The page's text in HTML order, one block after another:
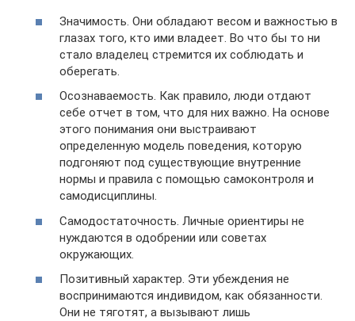
Значимость. Они обладают весом и важностью в
глазах того, кто ими владеет. Во что бы то ни
стало владелец стремится их соблюдать и
оберегать.
Осознаваемость. Как правило, люди отдают
себе отчет в том, что для них важно. На основе
этого понимания они выстраивают
определенную модель поведения, которую
подгоняют под существующие внутренние
нормы и правила с помощью самоконтроля и
самодисциплины.
Самодостаточность. Личные ориентиры не
нуждаются в одобрении или советах
окружающих.
Позитивный характер. Эти убеждения не
воспринимаются индивидом, как обязанности.
Они не тяготят, а вызывают лишь